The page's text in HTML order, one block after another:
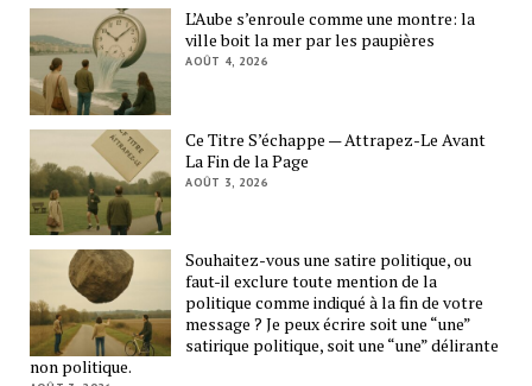
L’Aube s’enroule comme une montre: la
ville boit la mer par les paupières
AOÛT 4, 2026
Ce Titre S’échappe — Attrapez-Le Avant
La Fin de la Page
AOÛT 3, 2026
Souhaitez-vous une satire politique, ou
faut-il exclure toute mention de la
politique comme indiqué à la fin de votre
message ? Je peux écrire soit une “une”
satirique politique, soit une “une” délirante
non politique.